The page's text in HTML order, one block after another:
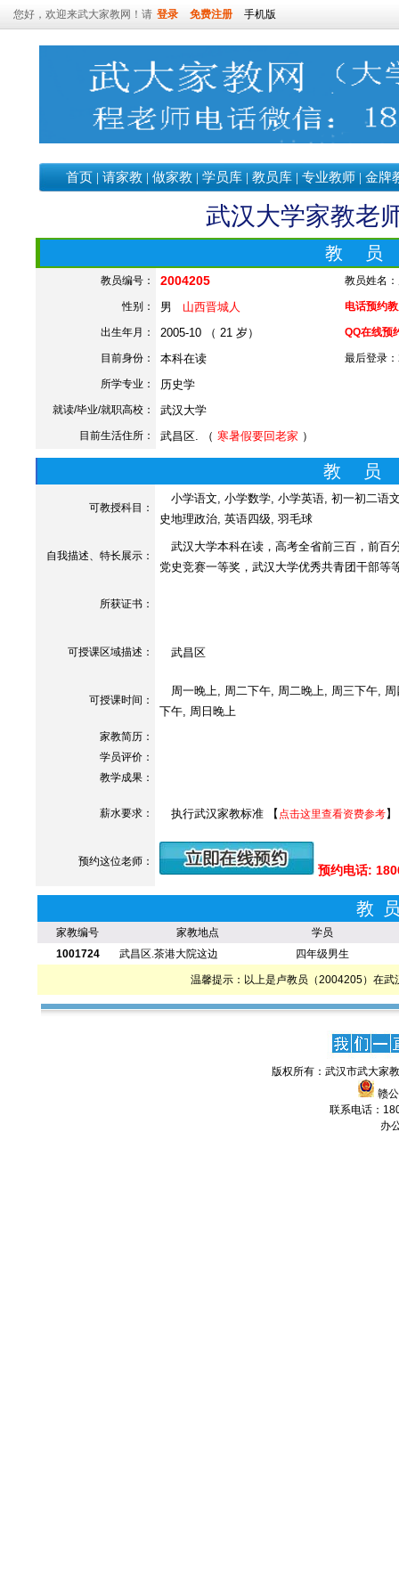
您好，欢迎来武大家教网！请 登录 免费注册 手机版
首页 | 请家教 | 做家教 | 学员库 | 教员库 | 专业教师 | 金牌
武汉大学家教老
教
教员编号： 2004205 教员姓名：
性别： 男 山西晋城人 电话预约
出生年月： 2005-10 （ 21 岁） QQ在线预
目前身份： 本科在读 最后登录
所学专业： 历史学
就读/毕业/就职高校： 武汉大学
目前生活住所： 武昌区. （ 寒暑假要回老家 ）
教 员
可教授科目：
小学语文, 小学数学, 小学英语, 初一初二语
史地理政治, 英语四级, 羽毛球
自我描述、特长展示 ：
武汉大学本科在读，高考全省前三百，前百
党史竞赛一等奖，武汉大学优秀共青团干部等
所获证书 ：
可授课区域描述： 武昌区
可授课时间：
周一晚上, 周二下午, 周二晚上, 周三下午,
下午, 周日晚上
家教简历：
学员评价：
教学成果：
薪水要求： 执行武汉家教标准 【 点击这里查看资费参考】
预约这位老师：
预约电话:
教
家教编号 家教地点
学员
1001724
武昌区.茶港大院这边 四年级男生
温馨提示：以上是卢教员（2004205）在
版权所有：武汉市武大家
赣
联系电话：
办